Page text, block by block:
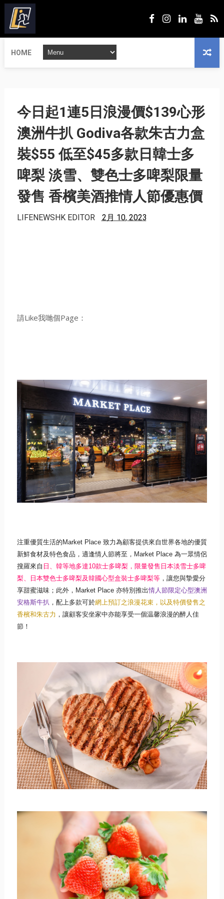
HOME
今日起1連5日浪漫價$139心形
澳洲牛扒 Godiva各款朱古力盒
裝$55 低至$45多款日韓士多
啤梨 淡雪、雙色士多啤梨限量
發售 香檳美酒推情人節優惠價
LIFENEWSHK EDITOR 2月 10, 2023
請Like我哋個Page：
注重優質生活的 Market Place 致力為顧客提供來自世界各地的優質
新鮮食材及特色食品， 適逢情人節將至， Market Place 為一眾情侶
搜羅來自 日、韓等地多達10款士多啤梨， 限量發售日本淡雪士多啤
梨、
日本雙色士多啤梨及韓國心型盒裝士多啤梨等， 讓您與摯愛分
享甜蜜滋味；此外， Market Place 亦特別推出情人節限定心型澳洲
安格斯牛扒 ，配上多款可於網上預訂之浪漫花束，以及特價發售之
香檳和朱古力 ， 讓顧客安坐家中亦能享受一個温馨浪漫的醉人佳
節！